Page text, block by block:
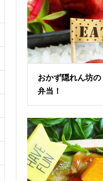
おかず隠れん坊
弁当！